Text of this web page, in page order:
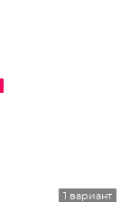
1 вариант